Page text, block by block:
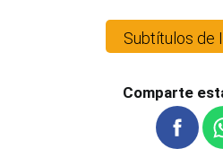
Subtítulos de
Comparte